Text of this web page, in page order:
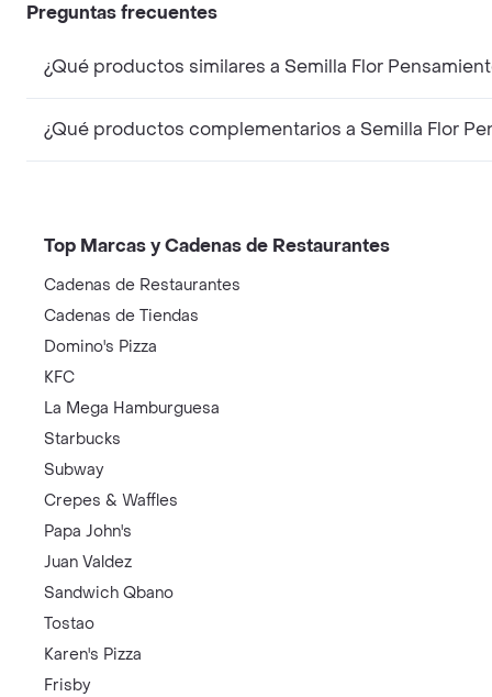
Preguntas frecuentes
¿Qué productos similares a Semilla Flor
¿Qué productos complementarios a Semilla Flor
Top Marcas y Cadenas de Restaurantes
Cadenas de Restaurantes
Cadenas de Tiendas
Domino's Pizza
KFC
La Mega Hamburguesa
Starbucks
Subway
Crepes & Waffles
Papa John's
Juan Valdez
Sandwich Qbano
Tostao
Karen's Pizza
Frisby